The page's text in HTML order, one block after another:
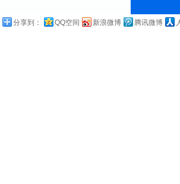
分享到： QQ空间 新浪微博 腾讯微博